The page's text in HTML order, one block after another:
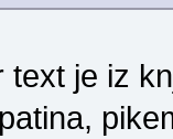
text je iz